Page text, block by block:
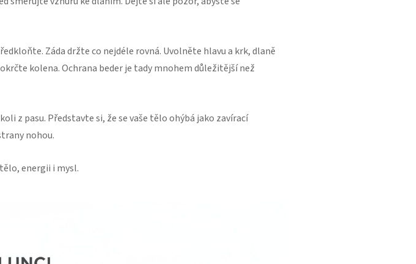
Záda držte co nejdéle rovná. Uvolněte hlavu a krk, dlaně
kolena. Ochrana beder je tady mnohem důležitější než
z pasu. Představte si, že se vaše tělo ohýbá jako zavírací
nohou.
energii i mysl.